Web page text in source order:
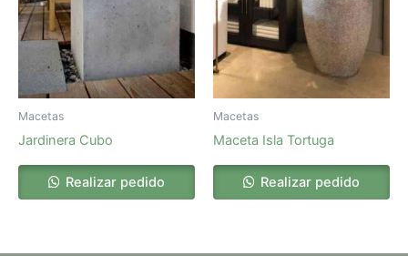
Macetas
Jardinera Cubo
Realizar pedido
Macetas
Maceta Isla Tortuga
Realizar pedido